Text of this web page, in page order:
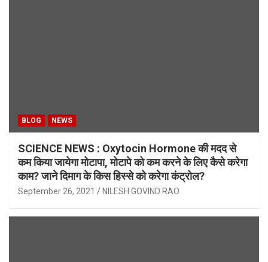
BLOG NEWS
SCIENCE NEWS : Oxytocin Hormone की मदद से
कम किया जायेगा मोटापा, मोटापे को कम करने के लिए कैसे करेगा
काम? जाने दिमाग के किस हिस्से को करेगा कंट्रोल?
September 26, 2021 NILESH GOVIND RAO